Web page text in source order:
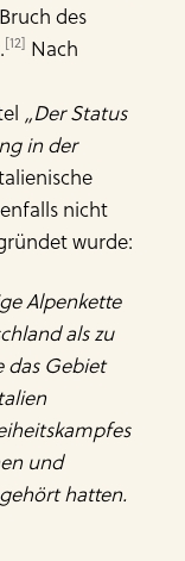
des
[12] Nach
„Der Status
in der
nicht
wurde:
Alpenkette
als zu
das Gebiet
und
hatten.